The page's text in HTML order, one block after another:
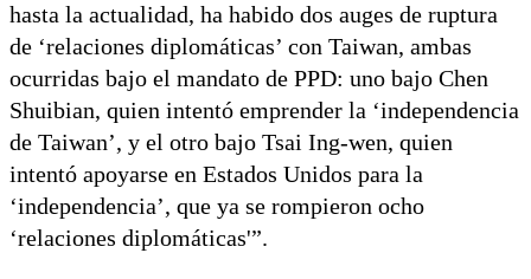
hasta la actualidad, ha habido dos auges de ruptura
de ‘relaciones diplomáticas’ con Taiwan, ambas
ocurridas bajo el mandato de PPD: uno bajo Chen
Shuibian, quien intentó emprender la ‘independencia
de Taiwan’, y el otro bajo Tsai Ing-wen, quien
intentó apoyarse en Estados Unidos para la
‘independencia’, que ya se rompieron ocho
‘relaciones diplomáticas'”.